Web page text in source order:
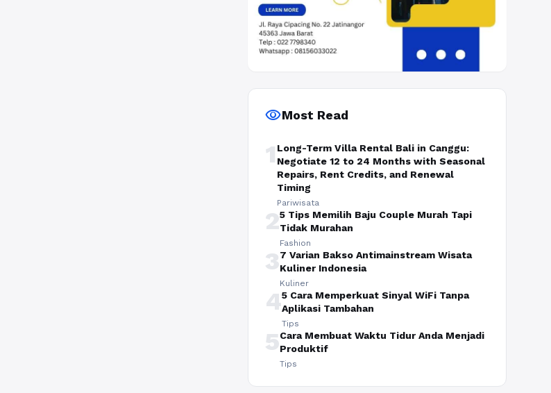
visibilityMost Read
1 Long-Term Villa Rental Bali in Canggu:
Negotiate 12 to 24 Months with Seasonal
Repairs, Rent Credits, and Renewal
Timing
Pariwisata
25 Tips Memilih Baju Couple Murah Tapi
Tidak Murahan
Fashion
37 Varian Bakso Antimainstream Wisata
Kuliner Indonesia
Kuliner
45 Cara Memperkuat Sinyal WiFi Tanpa
Aplikasi Tambahan
Tips
5Cara Membuat Waktu Tidur Anda Menjadi
Produktif
Tips